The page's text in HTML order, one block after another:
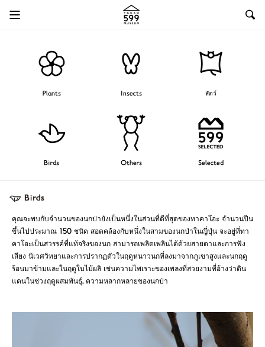
Plants Insects สัตว์
Birds Others Selected
คุณจะพบกับจำนวนของนกป่ายังเป็นหนึ่งในส่วนที่ดีที่สุดของทาคาโอะ จำนวนปีน
ขึ้นไปประมาณ 150 ชนิด สอดคล้องกับหนึ่งในสามของนกป่าในญี่ปุ่น จะอยู่ที่ทา
คาโอะเป็นสวรรค์ที่แท้จริงของนก สามารถเพลิดเพลินได้ด้วยสายตาและการฟัง
เสียง นิเวศวิทยาและการปรากฏตัวในฤดูหนาวนกที่ลงมาจากภูเขาสูงและนกฤดู
ร้อนมาข้ามและในฤดูใบไม้ผลิ เช่นความไพเราะของเพลงที่สวยงามที่อ้างว่าดิน
แดนในช่วงฤดูผสมพันธุ์, ความหลากหลายของนกป่า